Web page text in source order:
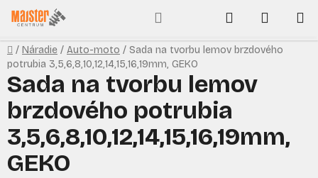
Prejsť
na
obsah
Hľadať
KOŠÍK
Domov
/ Náradie / Auto-moto / Sada na tvorbu lemov brzdového
potrubia 3,5,6,8,10,12,14,15,16,19mm, GEKO
Sada na tvorbu lemov
brzdového potrubia
3,5,6,8,10,12,14,15,16,19mm,
GEKO